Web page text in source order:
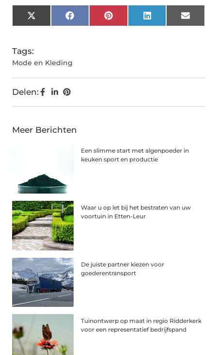
X
(Twitter)
FacebookPinterestLinkedInEmail
Tags:
Mode en Kleding
Delen:
Meer Berichten
Een slimme start met algenpoeder in
keuken sport en productie
Waar u op let bij het bestraten van uw
voortuin in Etten-Leur
De juiste partner kiezen voor
goederentransport
Tuinontwerp op maat in regio Ridderkerk
voor een representatief bedrijfspand